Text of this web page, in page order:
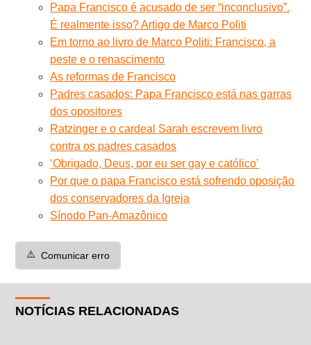
Papa Francisco é acusado de ser “inconclusivo”.
É realmente isso? Artigo de Marco Politi
Em torno ao livro de Marco Politi: Francisco, a
peste e o renascimento
As reformas de Francisco
Padres casados: Papa Francisco está nas garras
dos opositores
Ratzinger e o cardeal Sarah escrevem livro
contra os padres casados
‘Obrigado, Deus, por eu ser gay e católico’
Por que o papa Francisco está sofrendo oposição
dos conservadores da Igreja
Sínodo Pan-Amazônico
⚠️ Comunicar erro
NOTÍCIAS RELACIONADAS